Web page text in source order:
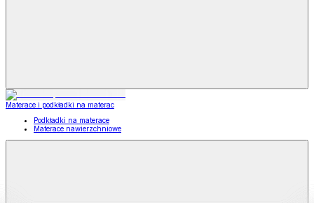
Materace i podkładki na materac
Podkładki na materace
Materace nawierzchniowe